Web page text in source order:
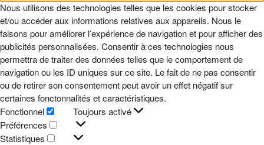
Nous utilisons des technologies telles que les cookies pour stocker
et/ou accéder aux informations relatives aux appareils. Nous le
faisons pour améliorer l’expérience de navigation et pour afficher des
publicités personnalisées. Consentir à ces technologies nous
permettra de traiter des données telles que le comportement de
navigation ou les ID uniques sur ce site. Le fait de ne pas consentir
ou de retirer son consentement peut avoir un effet négatif sur
certaines fonctonnalités et caractéristiques.
Fonctionnel
Fonctionnel
Toujours activé
Préférences
Préférences
Statistiques